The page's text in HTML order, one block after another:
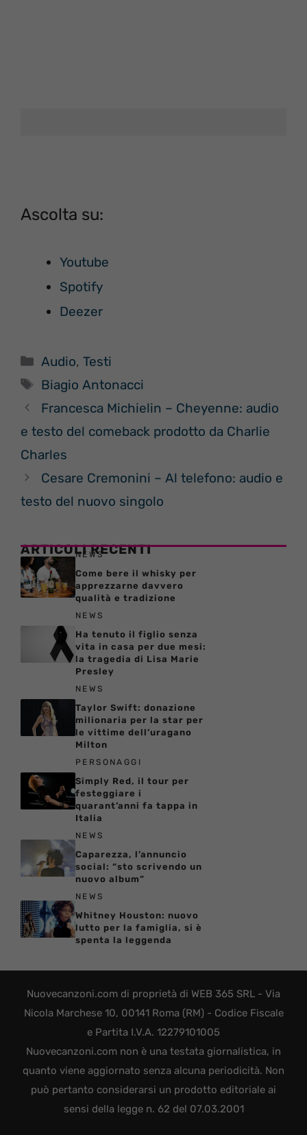
Ascolta su:
Youtube
Spotify
Deezer
Categorie
Audio,Testi
Tag
Biagio Antonacci
Francesca Michielin – Cheyenne: audio
e testo del comeback prodotto da Charlie
Charles
Cesare Cremonini – Al telefono: audio e
testo del nuovo singolo
ARTICOLI RECENTI
NEWS
Come bere il whisky per
apprezzarne davvero
qualità e tradizione
NEWS
Ha tenuto il figlio senza
vita in casa per due mesi:
la tragedia di Lisa Marie
Presley
NEWS
Taylor Swift: donazione
milionaria per la star per
le vittime dell’uragano
Milton
PERSONAGGI
Simply Red, il tour per
festeggiare i
quarant’anni fa tappa in
Italia
NEWS
Caparezza, l’annuncio
social: “sto scrivendo un
nuovo album”
NEWS
Whitney Houston: nuovo
lutto per la famiglia, si è
spenta la leggenda
Nuovecanzoni.com di proprietà di WEB 365 SRL - Via
Nicola Marchese 10, 00141 Roma (RM) - Codice Fiscale
e Partita I.V.A. 12279101005
Nuovecanzoni.com non è una testata giornalistica, in
quanto viene aggiornato senza alcuna periodicità. Non
può pertanto considerarsi un prodotto editoriale ai
sensi della legge n. 62 del 07.03.2001